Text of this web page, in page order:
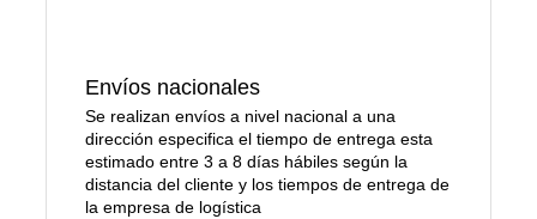
Envíos nacionales
Se realizan envíos a nivel nacional a una
dirección especifica el tiempo de entrega esta
estimado entre 3 a 8 días hábiles según la
distancia del cliente y los tiempos de entrega de
la empresa de logística